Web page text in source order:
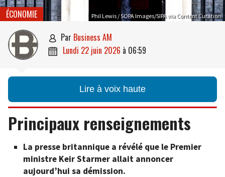
Phil Lewis / SOPA Images/SIPA via Content Curation
ÉCONOMIE
 par Business AM
 lundi 22 juin 2026 à 06:59
Lire à voix haute
Principaux renseignements
La presse britannique a révélé que le Premier
ministre Keir Starmer allait annoncer
aujourd’hui sa démission.